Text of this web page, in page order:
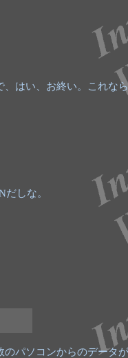
はい、お終い。これな
しな。
パソコンからのデータ